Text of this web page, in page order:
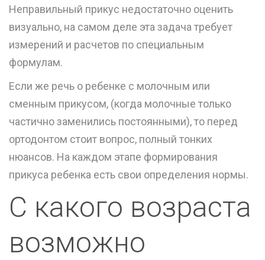
Неправильный прикус недостаточно оценить
визуально, на самом деле эта задача требует
измерений и расчетов по специальным
формулам.
Если же речь о ребенке с молочным или
сменным прикусом, (когда молочные только
частично заменились постоянными), то перед
ортодонтом стоит вопрос, полный тонких
нюансов. На каждом этапе формирования
прикуса ребенка есть свои определения нормы.
С какого возраста
возможно